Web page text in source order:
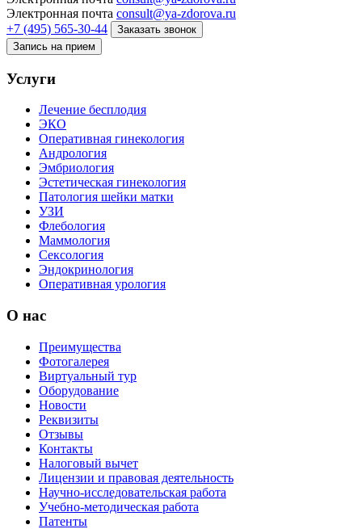
Электронная почта consult@ya-zdorova.ru
+7 (495) 565-30-44
Заказать звонок
Запись на прием
Услуги
Лечение бесплодия
ЭКО
Оперативная гинекология
Андрология
Эмбриология
Эстетическая гинекология
Патология шейки матки
УЗИ
Флебология
Маммология
Сексология
Эндокринология
Оперативная урология
О нас
Преимущества
Фотогалерея
Виртуальный тур
Оборудование
Новости
Реквизиты
Отзывы
Контакты
Налоговый вычет
Лицензии и правовая деятельность
Научно-исследовательская работа
Учебно-методическая работа
Патенты